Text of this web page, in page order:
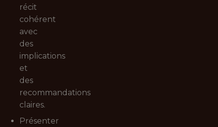
récit
cohérent
avec
des
implications
et
des
recommandations
claires.
Présenter